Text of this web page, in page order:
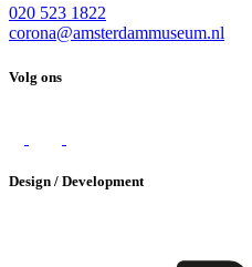
020 523 1822
corona@amsterdammuseum.nl
Volg ons
Design / Development